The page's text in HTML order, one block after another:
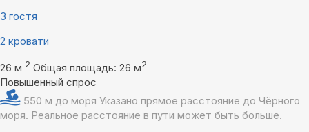
3 гостя
2 кровати
26 м 2 Общая площадь: 26 м2
Повышенный спрос
550 м до моря Указано прямое расстояние до Чёрного
моря. Реальное расстояние в пути может быть больше.